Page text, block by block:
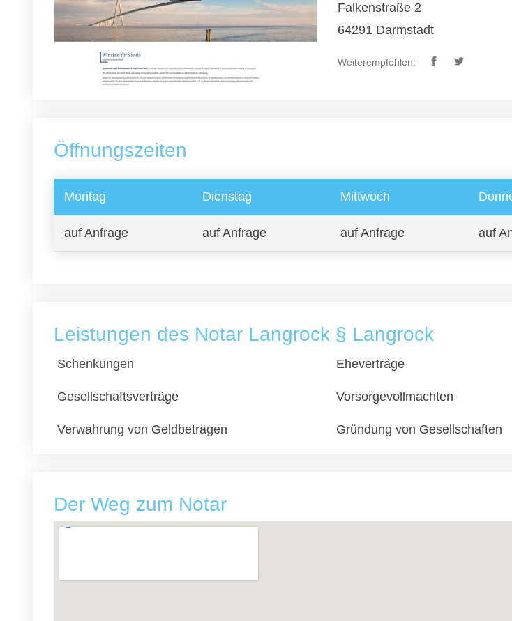
Falkenstraße 2
64291 Darmstadt
Weiterempfehlen:
Öffnungszeiten
Montag Dienstag Mittwoch
auf Anfrage auf Anfrage auf Anfrage auf
Leistungen des Notar Langrock § Langrock
Schenkungen Eheverträge
Gesellschaftsverträge Vorsorgevollmachten
Verwahrung von Geldbeträgen Gründung von Gesellschaften
Der Weg zum Notar